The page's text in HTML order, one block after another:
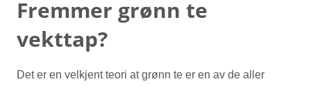
Fremmer grønn te
vekttap?
Det er en velkjent teori at grønn te er en av de aller